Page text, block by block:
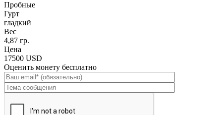
Пробные
Гурт
гладкий
Вес
4,87 гр.
Цена
17500 USD
Оценить монету бесплатно